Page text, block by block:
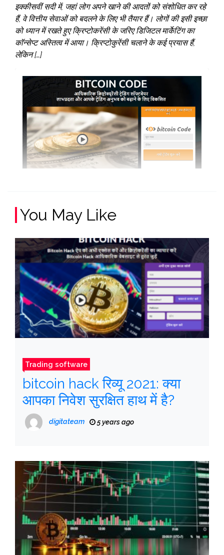
इक्कीसवीं सदी में, जहां लोग अपने खाने की आदतों को संशोधित कर रहे
हैं, वे वित्तीय सेवाओं को बदलने के लिए भी तैयार हैं। लोगों की इसी इच्छा
को ध्यान में रखते हुए क्रिप्टोकरेंसी के जरिए डिजिटल मार्केटिंग का
कॉन्सेप्ट अस्तित्व में आया। क्रिप्टोकुरेंसी चलाने के कई प्रयास हैं,
लेकिन […]
You May Like
Trading software
bitcoin hack रिव्यू 2021: क्या
आपका निवेश सुरक्षित हाथ में है?
digitateam 5 years ago